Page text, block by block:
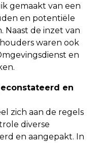
gemaakt van een
en potentiële
Naast de inzet van
waren ook
en
en
zich aan de regels
diverse
en aangepakt. In